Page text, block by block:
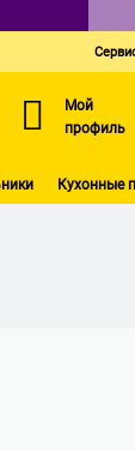
Мой
профиль
Кухонные